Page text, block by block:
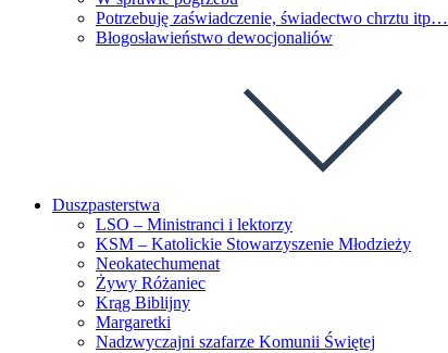
Potrzebuję zaświadczenie, świadectwo chrztu itp…
Błogosławieństwo dewocjonaliów
Duszpasterstwa
LSO – Ministranci i lektorzy
KSM – Katolickie Stowarzyszenie Młodzieży
Neokatechumenat
Żywy Różaniec
Krąg Biblijny
Margaretki
Nadzwyczajni szafarze Komunii Świętej